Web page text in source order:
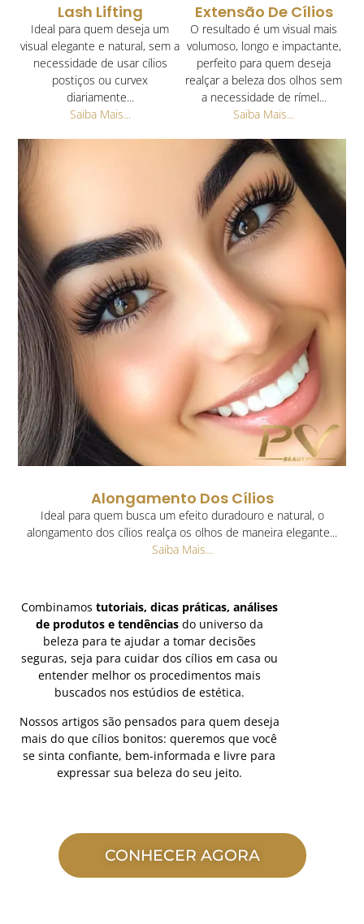
Lash Lifting
Ideal para quem deseja um
visual elegante e natural, sem a
necessidade de usar cílios
postiços ou curvex
diariamente...
Saiba Mais...
Extensão De Cílios
O resultado é um visual mais
volumoso, longo e impactante,
perfeito para quem deseja
realçar a beleza dos olhos sem
a necessidade de rímel...
Saiba Mais...
Alongamento Dos Cílios
Ideal para quem busca um efeito duradouro e natural, o
alongamento dos cílios realça os olhos de maneira elegante...
Saiba Mais...
Combinamos tutoriais, dicas práticas, análises
de produtos e tendências do universo da
beleza para te ajudar a tomar decisões
seguras, seja para cuidar dos cílios em casa ou
entender melhor os procedimentos mais
buscados nos estúdios de estética.
Nossos artigos são pensados para quem deseja
maisdoquecílios bonitos:queremosquevocê
sesintaconfiante, bem-informadae livre para
expressar sua beleza do seu jeito.
CONHECER AGORA